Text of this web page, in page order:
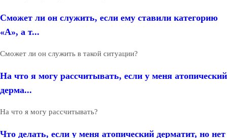
Сможет ли он служить, если ему ставили категорию
«А», а т...
Сможет ли он служить в такой ситуации?
На что я могу рассчитывать, если у меня атопический
дерма...
На что я могу рассчитывать?
Что делать, если у меня атопический дерматит, но нет